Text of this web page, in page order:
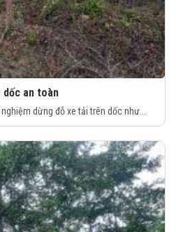
dốc an toàn
dừng đỗ xe tải trên dốc như...